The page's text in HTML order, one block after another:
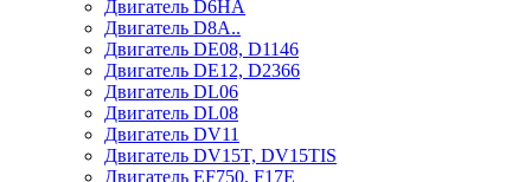
Двигатель D6HA
Двигатель D8A..
Двигатель DE08, D1146
Двигатель DE12, D2366
Двигатель DL06
Двигатель DL08
Двигатель DV11
Двигатель DV15T, DV15TIS
Двигатель EF750, F17E